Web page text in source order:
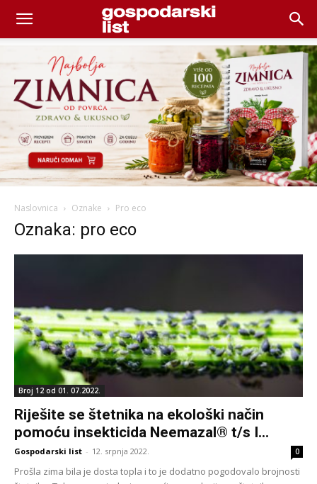
Naslovnica Oznake Pro eco
Oznaka: pro eco
Broj 12 od 01. 07.2022.
Riješite se štetnika na ekološki način
pomoću insekticida Neemazal® t/s I...
Gospodarski list - 12. srpnja 2022. 0
Prošla zima bila je dosta topla i to je dodatno pogodovalo brojnosti